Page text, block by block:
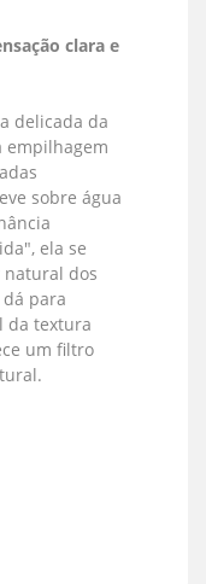
clara e
delicada da
empilhagem
sobre água
ela se
natural dos
para
da textura
um filtro